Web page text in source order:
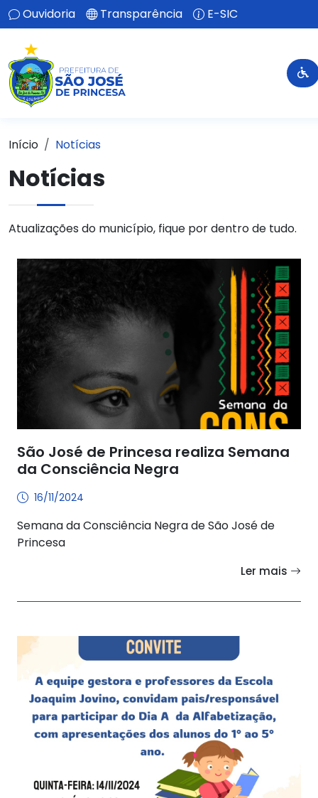
Ouvidoria Transparência E-SIC
Início Notícias
Notícias
Atualizações do município, fique por dentro de tudo.
São José de Princesa realiza Semana
da Consciência Negra
16/11/2024
Semana da Consciência Negra de São José de
Princesa
Ler mais